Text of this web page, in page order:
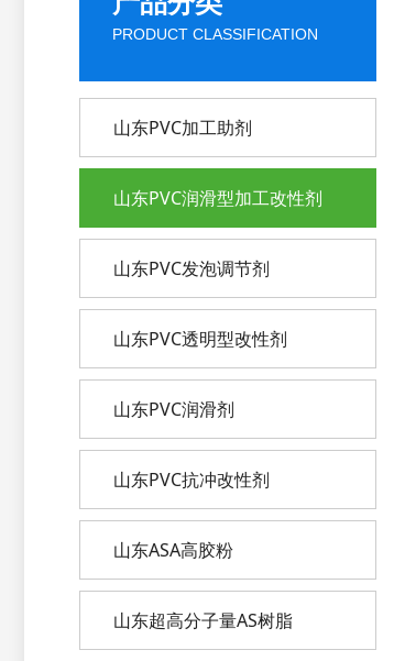
PRODUCT CLASSIFICATION
山东PVC加工助剂
山东PVC润滑型加工改性剂
山东PVC发泡调节剂
山东PVC透明型改性剂
山东PVC润滑剂
山东PVC抗冲改性剂
山东ASA高胶粉
山东超高分子量AS树脂